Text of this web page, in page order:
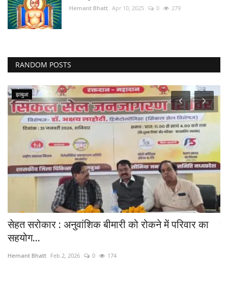
Hemant Bhatt Apr 10, 2025 0 279
RANDOM POSTS
झाबुआ
सेहत सरोकार : अनुवांशिक बीमारी को रोकने में परिवार का
सहयोग...
Hemant Bhatt Feb 2, 2026 0 174